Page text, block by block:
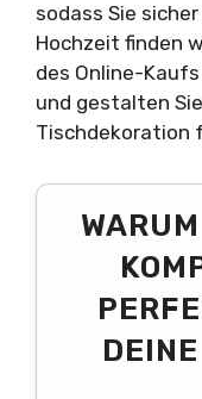
sodass Sie
Hochzeit finden
des Online-
und gestalten
Tischdekoration